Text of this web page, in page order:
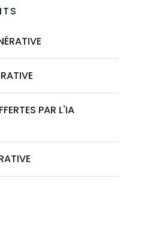
PAR L'IA